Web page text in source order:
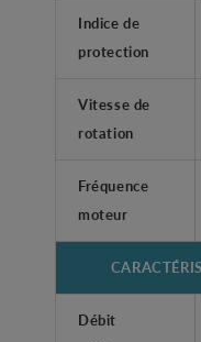
Indice de
protection
Vitesse de
rotation
Fréquence
moteur
Débit